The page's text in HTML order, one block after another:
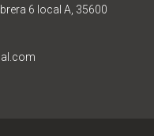
6 local A, 35600